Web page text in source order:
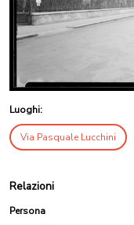
Luoghi:
Via Pasquale Lucchini
Relazioni
Persona